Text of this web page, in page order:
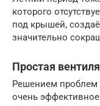
которого
под крышей,
значительно
Простая
Решением проблем
очень